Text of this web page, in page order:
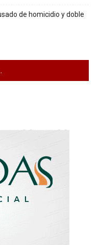
de homicidio y doble